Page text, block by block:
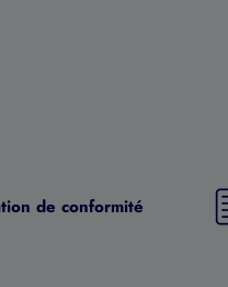
de conformité